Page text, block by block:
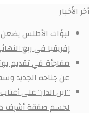
أخر الأخبار
لبؤات الأطلس
إفريقيا في ربع
مفاجأة في تقديم
عن جناحه الجديد
“ابن الدار” على
لحسم صفقة أشرف